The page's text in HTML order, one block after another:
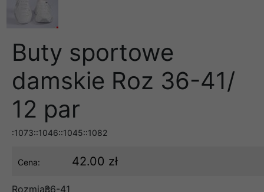
Buty sportowe
damskie Roz 36-41/
12 par
:1073::1046::1045::1082
Cena: 42.00 zł
Rozmiar:36-41